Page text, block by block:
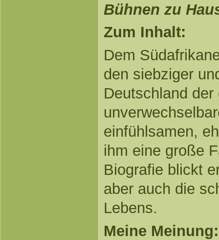
Bühnen zu
Zum Inhalt:
Dem
den siebziger
Deutschland
einfühlsamen,
ihm eine große
Biografie blickt
aber auch die
Lebens.
Meine Meinung: